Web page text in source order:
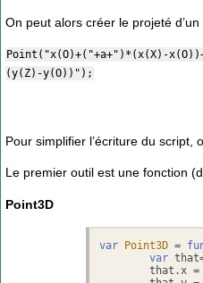
On peut alors créer le projeté
Point("x(O)+("+a+")*(x(X)-
(y(Z)-y(O))");
Pour simplifier l’écriture du
Le premier outil est une fonction
Point3D
var Point3D =
var
	that.
x =